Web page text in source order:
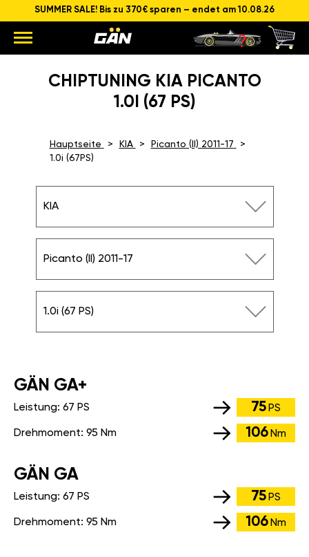
SUMMER SALE! Bis zu 370€ sparen – endet am 10.08.26
CHIPTUNING KIA PICANTO
1.0I (67 PS)
Hauptseite KIA
Picanto (II) 2011-17
1.0i (67PS)
KIA
Picanto (II) 2011-17
1.0i (67 PS)
GÄN GA+
Leistung: 67 PS 75 PS
Drehmoment: 95 Nm 106 Nm
GÄN GA
Leistung: 67 PS 75 PS
Drehmoment: 95 Nm 106 Nm